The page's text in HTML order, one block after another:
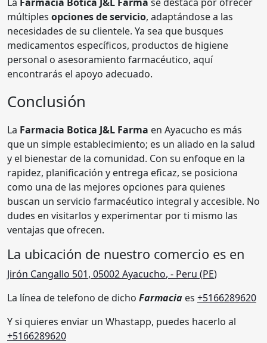
múltiples opciones de servicio, adaptándose a las
necesidades de su clientele. Ya sea que busques
medicamentos específicos, productos de higiene
personal o asesoramiento farmacéutico, aquí
encontrarás el apoyo adecuado.
Conclusión
La Farmacia Botica J&L Farma en Ayacucho es más
que un simple establecimiento; es un aliado en la salud
y el bienestar de la comunidad. Con su enfoque en la
rapidez, planificación y entrega eficaz, se posiciona
como una de las mejores opciones para quienes
buscan un servicio farmacéutico integral y accesible. No
dudes en visitarlos y experimentar por ti mismo las
ventajas que ofrecen.
La ubicación de nuestro comercio es en
Jirón Cangallo 501, 05002Ayacucho, - Peru (PE)
La línea de telefono de dicho Farmacia es +5166289620
Y si quieres enviar un Whastapp, puedes hacerlo al
+5166289620